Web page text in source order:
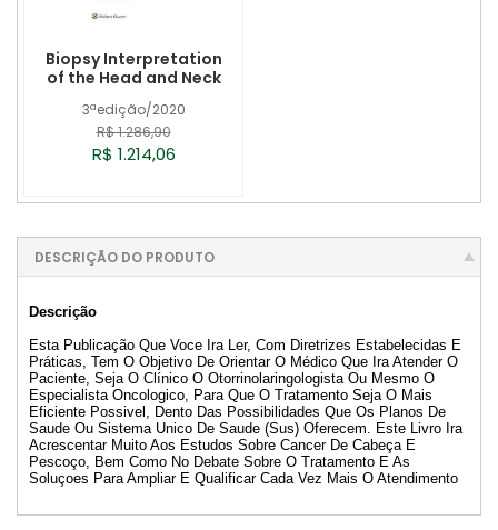
3ªedição/2020
Biopsy Interpretation
of the Head and Neck
R$ 1.286,90
R$ 1.214,06
DESCRIÇÃO DO PRODUTO
Descrição
Esta Publicação Que Voce Ira Ler, Com Diretrizes Estabelecidas E
Práticas, Tem O Objetivo De Orientar O Médico Que Ira Atender O
Paciente, Seja O Clínico O Otorrinolaringologista Ou Mesmo O
Especialista Oncologico, Para Que O Tratamento Seja O Mais
Eficiente Possivel, Dento Das Possibilidades Que Os Planos De
Saude Ou Sistema Unico De Saude (Sus) Oferecem. Este Livro Ira
Acrescentar Muito Aos Estudos Sobre Cancer De Cabeça E
Pescoço, Bem Como No Debate Sobre O Tratamento E As
Soluçoes Para Ampliar E Qualificar Cada Vez Mais O Atendimento